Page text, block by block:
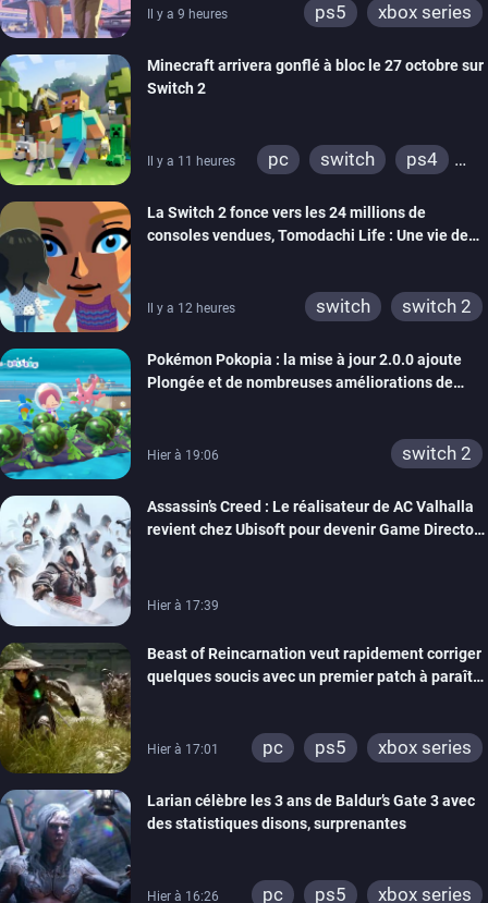
Il y a 9 heures ps5 xbox series
Minecraft arrivera gonflé à bloc le 27 octobre sur
Switch 2
Il y a 11 heures pc switch
ps4
wiiu
3ds
ps3
xbox 360
switch 2
La Switch 2 fonce vers les 24 millions de
consoles vendues, Tomodachi Life : Une vie de
Il y a 12 heures switch switch 2
Pokémon Pokopia : la mise à jour 2.0.0 ajoute
Plongée et de nombreuses améliorations de
Hier à 19:06 switch 2
Assassin’s Creed : Le réalisateur de AC Valhalla
revient chez Ubisoft pour devenir Game Director
Hier à 17:39
Beast of Reincarnation veut rapidement corriger
quelques soucis avec un premier patch à paraître
Hier à 17:01 pc ps5 xbox series
Larian célèbre les 3 ans de Baldur’s Gate 3 avec
des statistiques disons, surprenantes
Hier à 16:26 pc ps5 xbox series